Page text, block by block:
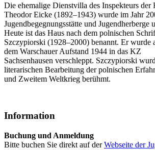
Die ehemalige Dienstvilla des Inspekteurs der
Theodor Eicke (1892–1943) wurde im Jahr
Jugendbegegnungsstätte und Jugendherberge
Heute ist das Haus nach dem polnischen
Szczypiorski (1928–2000) benannt. Er wurde
dem Warschauer Aufstand 1944 in das KZ
Sachsenhausen verschleppt. Szczypiorski
literarischen Bearbeitung der polnischen
und Zweitem Weltkrieg berühmt.
Information
Buchung und Anmeldung
Bitte buchen Sie direkt auf derWebseite der